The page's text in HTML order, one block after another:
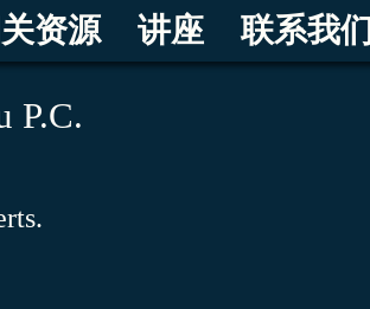
资源 讲座 联系我们
P.C.